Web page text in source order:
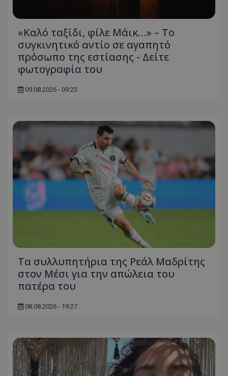
«Καλό ταξίδι, φίλε Μάικ…» – Το
συγκινητικό αντίο σε αγαπητό
πρόσωπο της εστίασης - Δείτε
φωτογραφία του
09.08.2026 - 09:23
Τα συλλυπητήρια της Ρεάλ Μαδρίτης
στον Μέσι για την απώλεια του
πατέρα του
08.08.2026 - 19:27